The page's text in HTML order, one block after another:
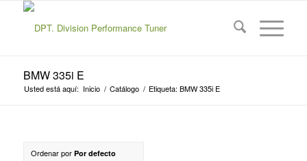
BMW 335i E
Usted está aquí: Inicio / Catálogo / Etiqueta: BMW 335i E
Ordenar por Por defecto